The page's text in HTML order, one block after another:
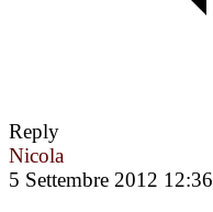
Reply
Nicola
5 Settembre 2012 12:36